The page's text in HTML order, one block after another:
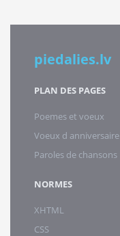
piedalies.lv
PLAN DES PAGES
Poemes et voeux
Voeux d anniversaire
Paroles de chansons
NORMES
XHTML
CSS